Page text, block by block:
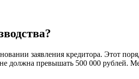
заявления кредитора. Этот
должна превышать 500 000 рублей.